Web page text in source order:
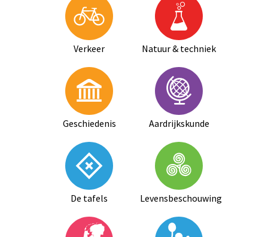
Verkeer Natuur & techniek
Geschiedenis Aardrijkskunde
De tafels Levensbeschouwing